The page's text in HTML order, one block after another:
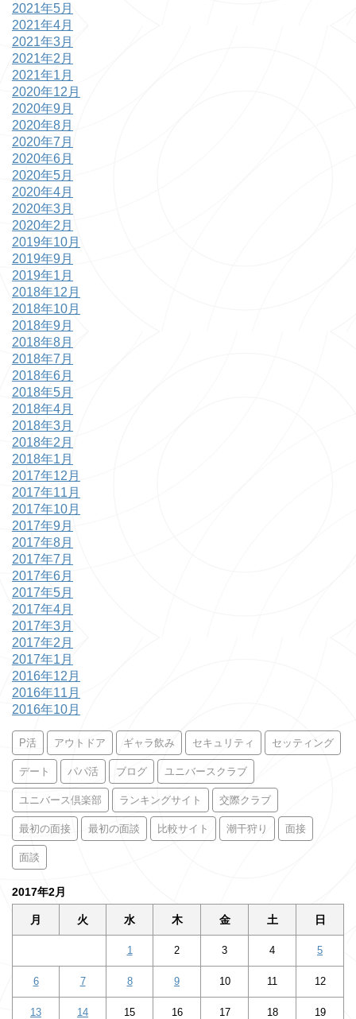
2021年5月
2021年4月
2021年3月
2021年2月
2021年1月
2020年12月
2020年9月
2020年8月
2020年7月
2020年6月
2020年5月
2020年4月
2020年3月
2020年2月
2019年10月
2019年9月
2019年1月
2018年12月
2018年10月
2018年9月
2018年8月
2018年7月
2018年6月
2018年5月
2018年4月
2018年3月
2018年2月
2018年1月
2017年12月
2017年11月
2017年10月
2017年9月
2017年8月
2017年7月
2017年6月
2017年5月
2017年4月
2017年3月
2017年2月
2017年1月
2016年12月
2016年11月
2016年10月
P活 アウトドア ギャラ飲み セキュリティ セッティング
デート パパ活 ブログ ユニバースクラブ
ユニバース倶楽部 ランキングサイト 交際クラブ
最初の面接 最初の面談 比較サイト 潮干狩り 面接
面談
2017年2月
月 火 水 木 金 土 日
1 2 3 4 5
6 7 8 9 10 11 12
13 14 15 16 17 18 19